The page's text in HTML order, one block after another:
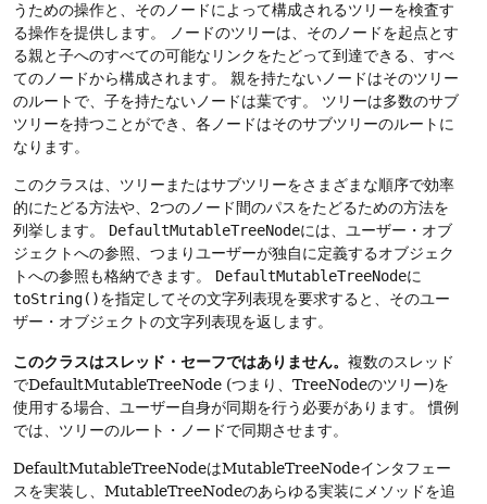
うための操作と、そのノードによって構成されるツリーを検査す
る操作を提供します。
ノードのツリーは、そのノードを起点とす
る親と子へのすべての可能なリンクをたどって到達できる、すべ
てのノードから構成されます。
親を持たないノードはそのツリー
のルートで、子を持たないノードは葉です。
ツリーは多数のサブ
ツリーを持つことができ、各ノードはそのサブツリーのルートに
なります。
このクラスは、ツリーまたはサブツリーをさまざまな順序で効率
的にたどる方法や、2つのノード間のパスをたどるための方法を
列挙します。
DefaultMutableTreeNodeには、ユーザー・オブ
ジェクトへの参照、つまりユーザーが独自に定義するオブジェク
トへの参照も格納できます。
DefaultMutableTreeNodeに
toString()を指定してその文字列表現を要求すると、そのユー
ザー・オブジェクトの文字列表現を返します。
このクラスはスレッド・セーフではありません。 複数のスレッド
でDefaultMutableTreeNode (つまり、TreeNodeのツリー)を
使用する場合、ユーザー自身が同期を行う必要があります。
慣例
では、ツリーのルート・ノードで同期させます。
DefaultMutableTreeNodeはMutableTreeNodeインタフェー
スを実装し、MutableTreeNodeのあらゆる実装にメソッドを追